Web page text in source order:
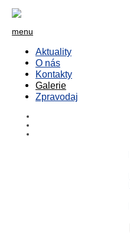
menu
Aktuality
O nás
Kontakty
Galerie
Zpravodaj